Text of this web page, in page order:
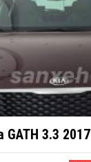
GATH 3.3 2017